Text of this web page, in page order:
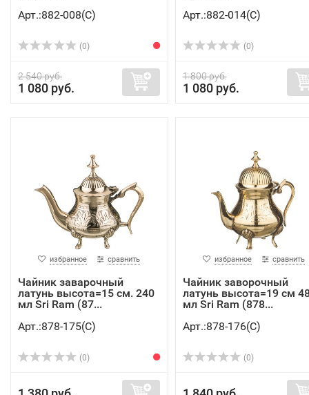
Арт.:882-008(C)
(0)
2 540 руб.
1 080 руб.
Арт.:882-014(C)
(0)
1 800 руб.
1 080 руб.
избранное сравнить
Чайник заварочный
латунь высота=15 см. 240
мл Sri Ram (87...
Арт.:878-175(C)
(0)
избранное сравнить
Чайник заворочный
латунь высота=19 см
мл Sri Ram (878...
Арт.:878-176(C)
(0)